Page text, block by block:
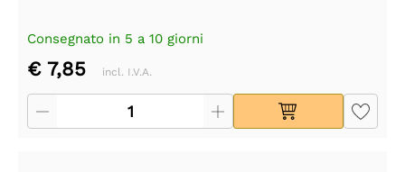
Consegnato in 5 a 10 giorni
€ 7,85 incl. I.V.A.